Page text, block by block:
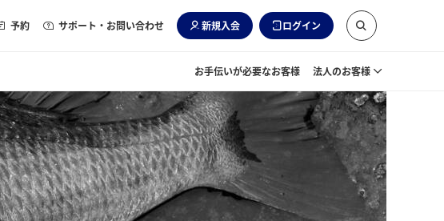
予約 サポート・お問い合わせ 新規入会 ログイン
お手伝いが必要なお客様 法人のお客様